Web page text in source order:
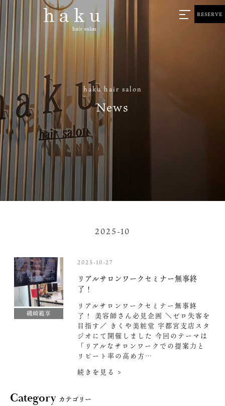
haku hair salon
News
RESERVE
2025-10
磯崎範享
2025-10-27
リアルサロンワークセミナー無事終
了！
リアルサロンワークセミナー無事終
了！ 美容師さん必見企画 ＼ゼロ失客を
目指す／ きくや美粧堂 宇都宮支店スタ
ジオにて開催しました️ 今回のテーマは
「リアルなサロンワークでの提案力と
リピート率の高め方…
続きを見る >
Categoryカテゴリー